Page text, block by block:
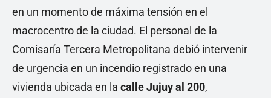
en un momento de máxima tensión en el
macrocentro de la ciudad. El personal de la
Comisaría Tercera Metropolitana debió intervenir
de urgencia en un incendio registrado en una
vivienda ubicada en la calle Jujuy al 200,